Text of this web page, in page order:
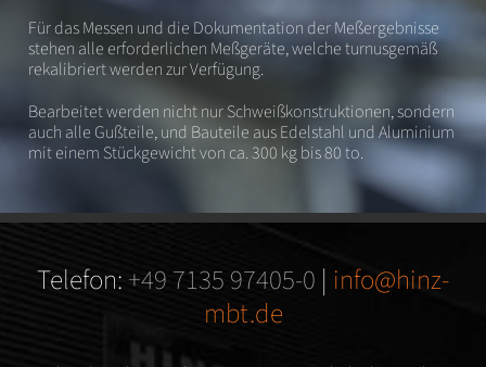
Für das Messen und die Dokumentation der Meßergebnisse
stehen alle erforderlichen Meßgeräte, welche turnusgemäß
rekalibriert werden zur Verfügung.
Bearbeitet werden nicht nur Schweißkonstruktionen, sondern
auch alle Gußteile, und Bauteile aus Edelstahl und Aluminium
mit einem Stückgewicht von ca. 300 kg bis 80 to.
Telefon:+49 7135 97405-0 | info@hinz-
mbt.de